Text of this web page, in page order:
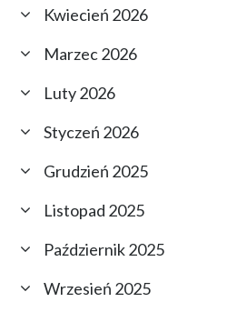
Kwiecień 2026
Marzec 2026
Luty 2026
Styczeń 2026
Grudzień 2025
Listopad 2025
Październik 2025
Wrzesień 2025